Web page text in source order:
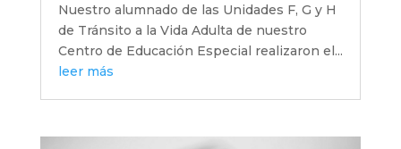
Nuestro alumnado de las Unidades F, G y H
de Tránsito a la Vida Adulta de nuestro
Centro de Educación Especial realizaron el...
leer más